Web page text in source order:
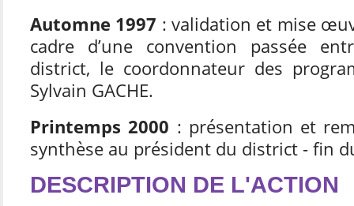
Automne 1997 : validation et mise
cadre d’une convention passée
district, le coordonnateur des
Sylvain GACHE.
Printemps 2000 : présentation et
synthèse au président du district - fin
DESCRIPTION DE L'ACTION